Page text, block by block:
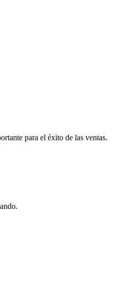
para el éxito de las ventas.